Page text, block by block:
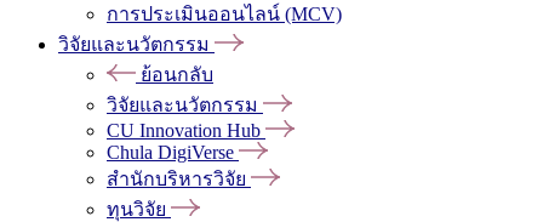
การประเมินออนไลน์ (MCV)
วิจัยและนวัตกรรม
ย้อนกลับ
วิจัยและนวัตกรรม
CU Innovation Hub
Chula DigiVerse
สำนักบริหารวิจัย
ทุนวิจัย